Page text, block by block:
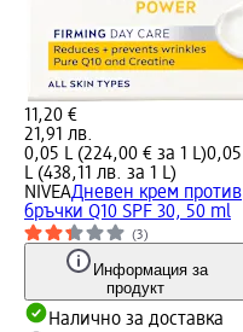
11,20 €
21,91 лв.
0,05 L (224,00 € за 1 L)0,05
L (438,11 лв. за 1 L)
NIVEAДневен крем против
бръчки Q10 SPF 30, 50 ml
(3)
Информация за
продукт
Налично за доставка